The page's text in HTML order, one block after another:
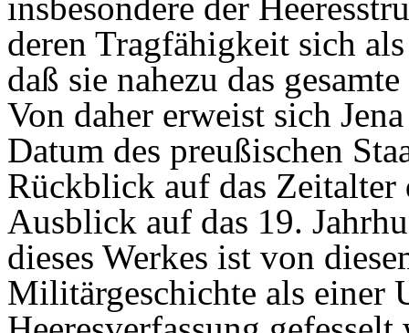
deren Tragfähigkeit sich
daß sie nahezu das
Von daher erweist sich
Datum des preußischen
Rückblick auf das Zeitalter
Ausblick auf das 19.
dieses Werkes ist von
Militärgeschichte als einer